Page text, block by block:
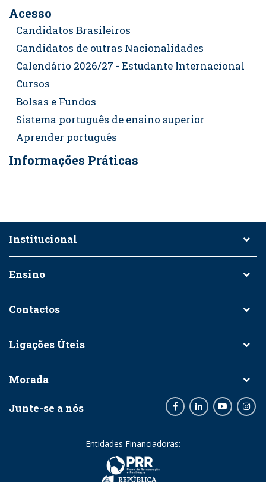
Acesso
Candidatos Brasileiros
Candidatos de outras Nacionalidades
Calendário 2026/27 - Estudante Internacional
Cursos
Bolsas e Fundos
Sistema português de ensino superior
Aprender português
Informações Práticas
Institucional
Ensino
Contactos
Ligações Úteis
Morada
Junte-se a nós FacebookLinkedInYoutube
Entidades Financiadoras: